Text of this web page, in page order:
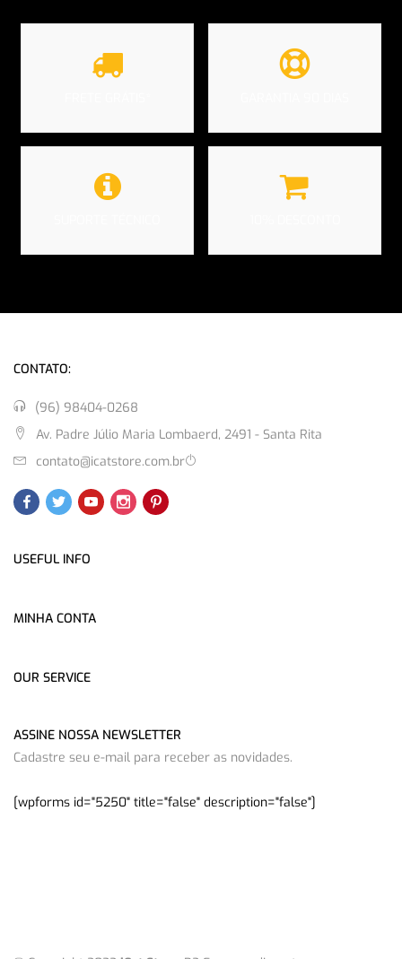
CONTATO:
(96) 98404-0268
Av. Padre Júlio Maria Lombaerd, 2491 - Santa Rita
contato@icatstore.com.br
USEFUL INFO
MINHA CONTA
OUR SERVICE
ASSINE NOSSA NEWSLETTER
Cadastre seu e-mail para receber as novidades.
[wpforms id="5250" title="false" description="false"]